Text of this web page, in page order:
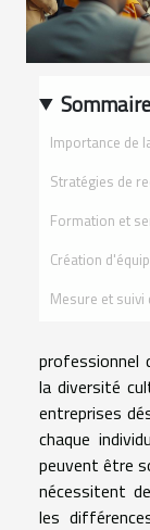
Sommaire
Importance de
Stratégies de
Formation et
Création
Mesure et suivi
professionnel
la diversité
entreprises
chaque
peuvent être
nécessitent
les